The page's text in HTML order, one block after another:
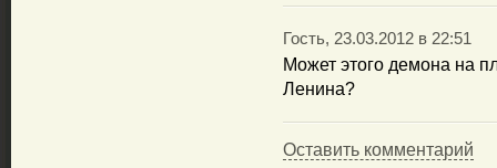
Гость, 23.03.2012 в 22:51
Может этого демона на
Ленина?
Оставить комментарий